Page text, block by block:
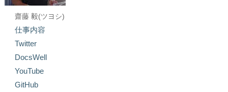
齋藤 毅(ツヨシ)
仕事内容
Twitter
DocsWell
YouTube
GitHub